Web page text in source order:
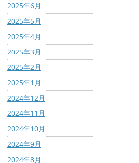
2025年6月
2025年5月
2025年4月
2025年3月
2025年2月
2025年1月
2024年12月
2024年11月
2024年10月
2024年9月
2024年8月